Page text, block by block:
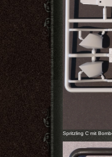
Spritzling C mit